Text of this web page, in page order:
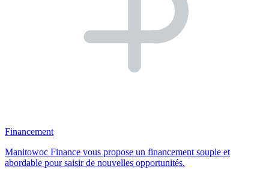
Financement
Manitowoc Finance vous propose un financement souple et
abordable pour saisir de nouvelles opportunités.